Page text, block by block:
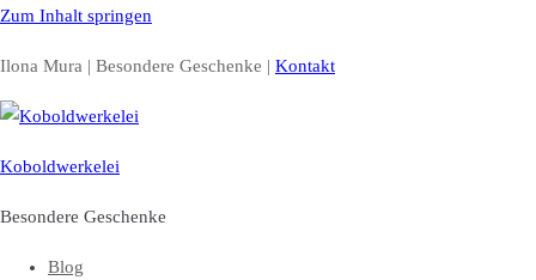
Zum Inhalt springen
Ilona Mura | Besondere Geschenke | Kontakt
Koboldwerkelei
Besondere Geschenke
Blog